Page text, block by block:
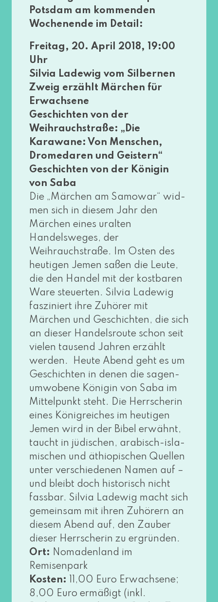
Potsdam am kom­men­den
Wochenende im Detail:
Freitag, 20. April 2018, 19:00
Uhr
Silvia Ladewig vom Silbernen
Zweig erzählt Märchen für
Erwachsene
Geschichten von der
Weihrauchstraße: „Die
Karawane: Von Menschen,
Dromedaren und Geistern“
Geschichten von der Königin
von Saba
Die „Märchen am Samowar“ wid­
men sich in die­sem Jahr den
Märchen eines uralten
Handelsweges, der
Weihrauchstraße. Im Osten des
heu­ti­gen Jemen saßen die Leute,
die den Handel mit der kost­ba­ren
Ware steu­er­ten. Silvia Ladewig
fas­zi­niert ihre Zuhörer mit
Märchen und Geschichten, die sich
an die­ser Handelsroute schon seit
vie­len tau­send Jahren erzählt
wer­den. Heute Abend geht es um
Geschichten in denen die sagen­
um­wo­be­ne Königin von Saba im
Mittelpunkt steht. Die Herrscherin
eines Königreiches im heu­ti­gen
Jemen wird in der Bibel erwähnt,
taucht in jüdi­schen, ara­bisch-isla­
mi­schen und äthio­pi­schen Quellen
unter ver­schie­de­nen Namen auf –
und bleibt doch his­to­risch nicht
fass­bar. Silvia Ladewig macht sich
gemein­sam mit ihren Zuhörern an
die­sem Abend auf, den Zauber
die­ser Herrscherin zu ergrün­den.
Ort: Nomadenland im
Remisenpark
Kosten: 11,00 Euro Erwachsene;
8,00 Euro ermä­ßigt (inkl.